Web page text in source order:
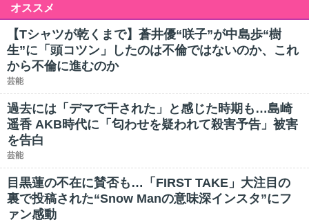
オススメ
【Tシャツが乾くまで】蒼井優“咲子”が中島歩“樹
生”に「頭コツン」したのは不倫ではないのか、これ
から不倫に進むのか
芸能
過去には「デマで干された」と感じた時期も…島崎
遥香 AKB時代に「匂わせを疑われて殺害予告」被害
を告白
芸能
目黒蓮の不在に賛否も…「FIRST TAKE」大注目の
裏で投稿された“Snow Manの意味深インスタ”にフ
ァン感動